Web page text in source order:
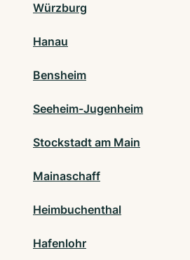
Würzburg
Hanau
Bensheim
Seeheim-Jugenheim
Stockstadt am Main
Mainaschaff
Heimbuchenthal
Hafenlohr